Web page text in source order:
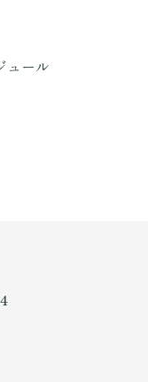
ュール